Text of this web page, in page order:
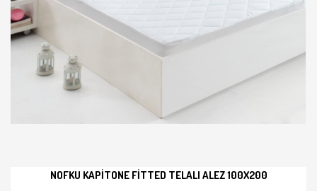
NOFKU KAPITONE FITTED TELALI ALEZ 100X200